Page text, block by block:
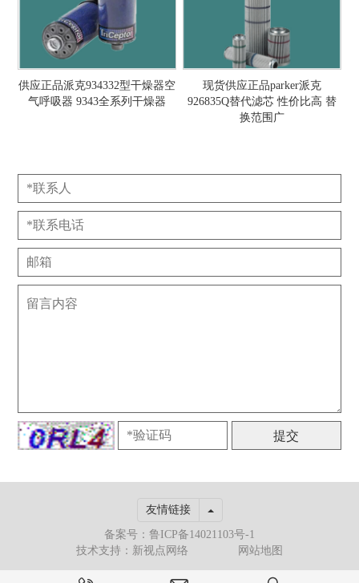
供应正品派克934332型干燥器空
气呼吸器 9343全系列干燥器
现货供应正品parker派克
926835Q替代滤芯 性价比高 替
换范围广
友情链接 Toggle Dropdown
备案号：鲁ICP备14021103号-1
技术支持：新视点网络
网站地图